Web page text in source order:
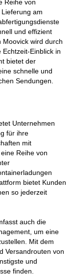
Reihe von
am
und effizient
wird durch
Einblick in
bietet der
schnelle und
Sendungen.
Unternehmen
für ihre
mit
Reihe von
bietet Kunden
so jederzeit
auch die
um eine
Mit dem
Versandrouten von
und
finden.